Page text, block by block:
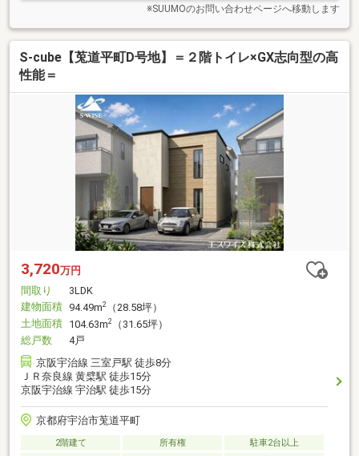
※SUUMOのお問い合わせページへ移動します
S-cube【莵道平町D号地】＝２階トイレ×GX志向型の高
性能＝
3,720万円
間取り
3LDK
建物面積 94.49m2
（28.58坪）
土地面積 104.63m2
（31.65坪）
総戸数
4戸
京阪宇治線 三室戸駅 徒歩8分
ＪＲ奈良線 黄檗駅 徒歩15分
京阪宇治線 宇治駅 徒歩15分
京都府宇治市莵道平町
2階建て 所有権
駐車2台以上